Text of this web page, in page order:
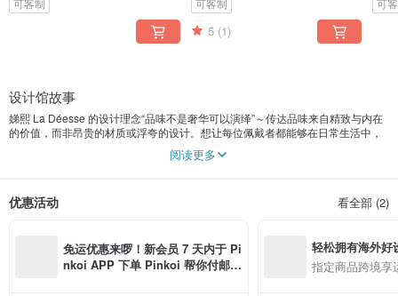
5 (1)
设计馆故事
娣熙 La Déesse 的设计理念“品味不是奢华可以演绎”～传达品味来自精致与内在
的价值，而非昂贵的材质或浮夸的设计。想让每位佩戴者都能够在日常生活中，
又价格亲民的轻珠宝。每件作品选用高品质的各式宝石，例如天然珍珠、玉石、
娣熙 La Déesse 轻珠宝希望让佩戴者能够感受到希腊女神的精神，展现出不受束
缚的美丽与找到内心共鸣的力量，感受到‘La Déesse 女神’品牌所传递的永恒之
阅读更多
优惠活动 看全部 (2)
免运优惠来啰！新会员 7 天内于 Pi
nkoi APP 下单 Pinkoi 帮你付邮
轻松拥有海外好
指定商品跨境享